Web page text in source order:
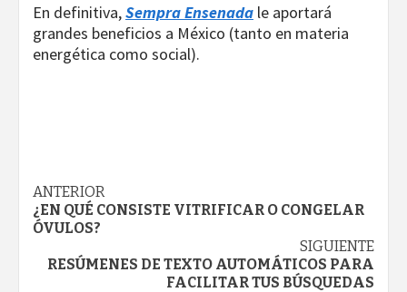
En definitiva,Sempra Ensenada le aportará
grandes beneficios a México (tanto en materia
energética como social).
Navegación
de
entradas
ANTERIOR
¿EN QUÉ CONSISTE VITRIFICAR O CONGELAR
ÓVULOS?
SIGUIENTE
RESÚMENES DE TEXTO AUTOMÁTICOS PARA
FACILITAR TUS BÚSQUEDAS